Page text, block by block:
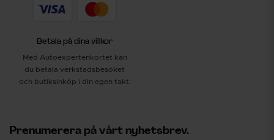
Betala på dina villkor
Med Autoexpertenkortet kan
du betala verkstadsbesöket
och butiksinköp i din egen takt.
Prenumerera på vårt nyhetsbrev.